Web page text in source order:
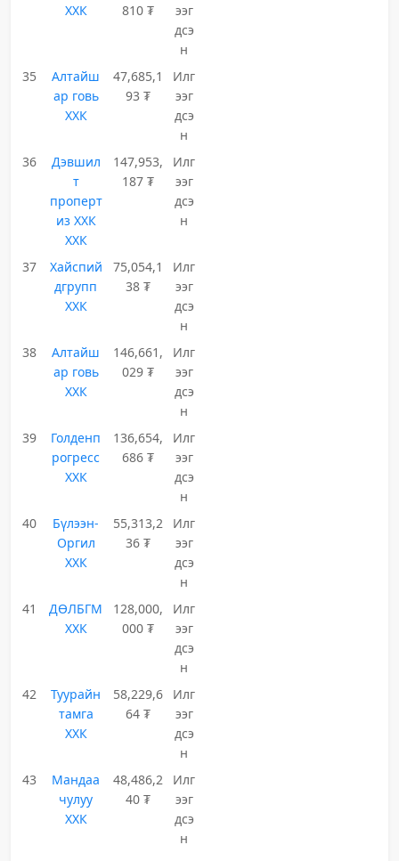
ХХК
810 ₮
ээг
дсэ
н
35
Алтайш
ар говь
ХХК
47,685,1
93 ₮
Илг
ээг
дсэ
н
36
Дэвшил
т
проперт
из ХХК
ХХК
147,953,
187 ₮
Илг
ээг
дсэ
н
37
Хайспий
дгрупп
ХХК
75,054,1
38 ₮
Илг
ээг
дсэ
н
38
Алтайш
ар говь
ХХК
146,661,
029 ₮
Илг
ээг
дсэ
н
39
Голденп
рогресс
ХХК
136,654,
686 ₮
Илг
ээг
дсэ
н
40
Бүлээн-
Оргил
ХХК
55,313,2
36 ₮
Илг
ээг
дсэ
н
41
ДӨЛБГМ
ХХК
128,000,
000 ₮
Илг
ээг
дсэ
н
42
Туурайн
тамга
ХХК
58,229,6
64 ₮
Илг
ээг
дсэ
н
43
Мандаа
чулуу
ХХК
48,486,2
40 ₮
Илг
ээг
дсэ
н